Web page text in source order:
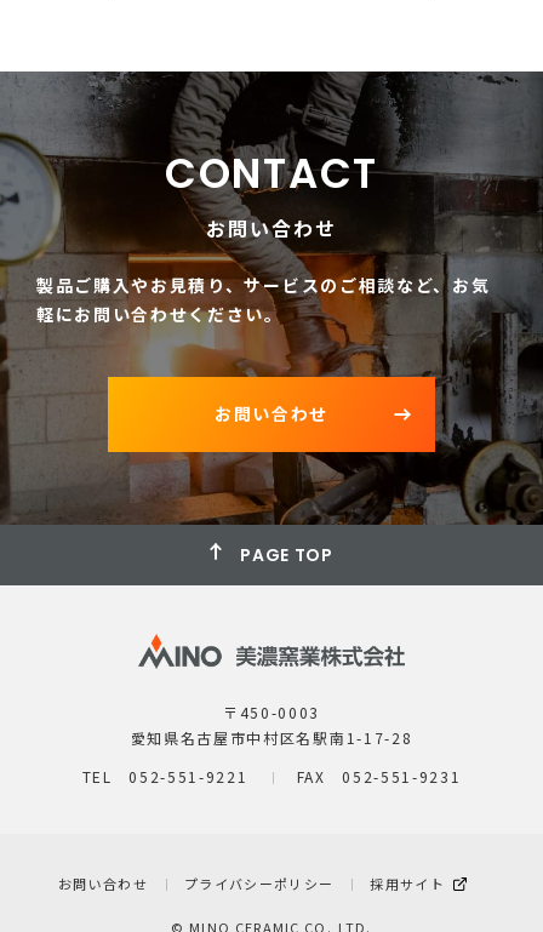
CONTACT
お問い合わせ
製品ご購入やお見積り、サービスのご相談など、 お気
軽にお問い合わせください。
お問い合わせ
PAGE TOP
〒450-0003
愛知県名古屋市中村区名駅南1-17-28
TEL 052-551-9221
FAX 052-551-9231
お問い合わせ プライバシーポリシー 採用サイト
© MINO CERAMIC CO.,LTD.